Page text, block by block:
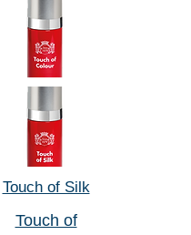
Touch of Silk
Touch of